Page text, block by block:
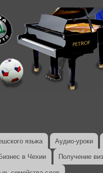
языка
Аудио-уроки
в Чехии
Получение